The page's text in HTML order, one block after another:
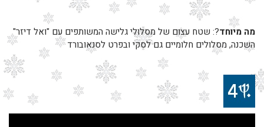
מה מיוחד?: שטח עצום של מסלולי גלישה המשותפים עם "ואל דיזר"
השכנה, מסלולים חלומיים גם לסקי ובפרט לסנאובורד